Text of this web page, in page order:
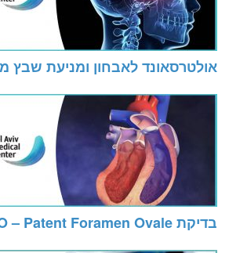
אולטרסאונד לאבחון ומניעת שבץ
בדיקת PFO – Patent Foramen Ovale